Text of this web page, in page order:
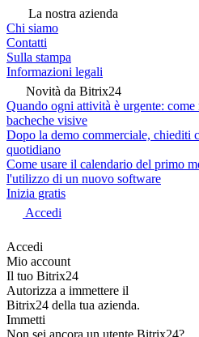
La nostra azienda
Chi siamo
Contatti
Sulla stampa
Informazioni legali
Novità da Bitrix24
Quando ogni attività è urgente:
bacheche visive
Dopo la demo commerciale, chiediti
quotidiano
Come usare il calendario del primo
l'utilizzo di un nuovo software
Inizia gratis
Accedi
Accedi
Mio account
Il tuo Bitrix24
Autorizza a immettere il
Bitrix24 della tua azienda.
Immetti
Non sei ancora un utente Bitrix24?